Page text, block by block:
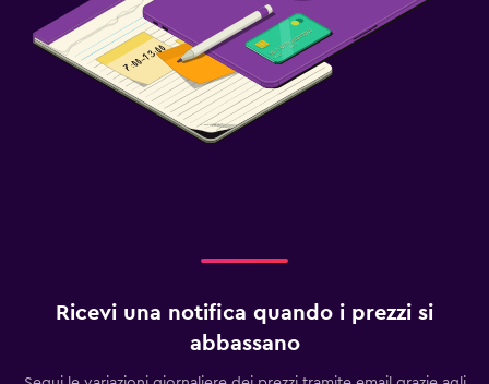
Ricevi una notifica quando i prezzi si
abbassano